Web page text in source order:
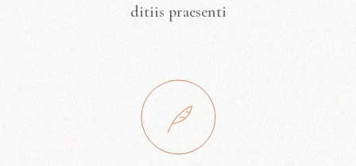
ditiis praesenti